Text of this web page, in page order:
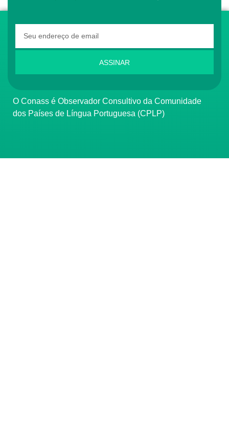
ASSINAR
O Conass é Observador Consultivo da Comunidade
dos Países de Língua Portuguesa (CPLP)